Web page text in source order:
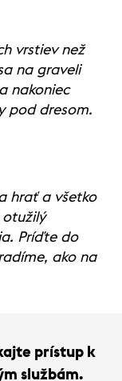
vrstiev než
na graveli
nakoniec
pod dresom.
hrať a všetko
otužilý
Príďte do
ako na
prístup k
službám.